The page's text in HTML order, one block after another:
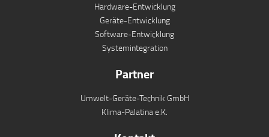
Hardware-Entwicklung
Geräte-Entwicklung
Software-Entwicklung
Systemintegration
Partner
Umwelt-Geräte-Technik GmbH
Klima-Palatina e.K.